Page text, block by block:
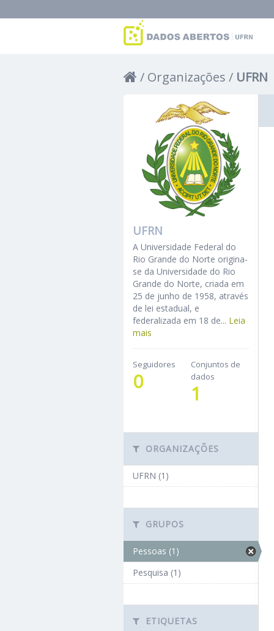
Organizações UFRN
UFRN
A Universidade Federal do
Rio Grande do Norte origina-
se da Universidade do Rio
Grande do Norte, criada em
25 de junho de 1958, através
de lei estadual, e
federalizada em 18 de... Leia
mais
Seguidores
0
Conjuntos de
dados
1
ORGANIZAÇÕES
UFRN (1)
GRUPOS
Pessoas (1)
Pesquisa (1)
ETIQUETAS